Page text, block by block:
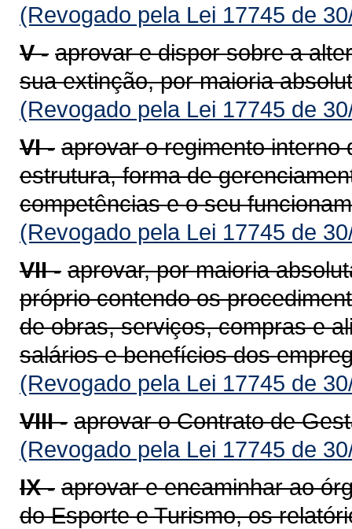
(Revogado pela Lei 17745 de
V - aprovar e dispor sobre a
sua extinção, por maioria
(Revogado pela Lei 17745 de
VI - aprovar o regimento interno
estrutura, forma de
competências e o seu
(Revogado pela Lei 17745 de
VII - aprovar, por maioria
próprio contendo os
de obras, serviços, compras e
salários e benefícios dos
(Revogado pela Lei 17745 de
VIII - aprovar o Contrato de
(Revogado pela Lei 17745 de
IX - aprovar e encaminhar ao
do Esporte e Turismo, os